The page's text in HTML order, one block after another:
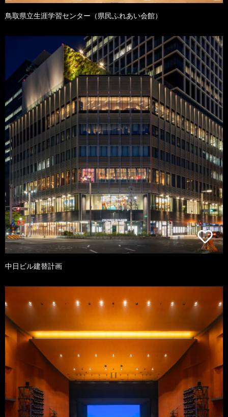
鳥取県立生涯学習センター（県民ふれあい会館）
中日ビル建替計画